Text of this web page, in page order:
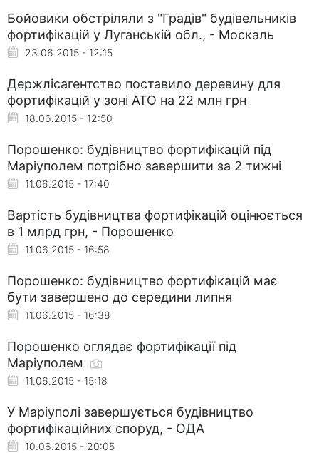
Бойовики обстріляли з "Градів" будівельників
фортифікацій у Луганській обл., - Москаль
23.06.2015 - 12:15
Держлісагентство поставило деревину для
фортифікацій у зоні АТО на 22 млн грн
18.06.2015 - 12:50
Порошенко: будівництво фортифікацій під
Маріуполем потрібно завершити за 2 тижні
11.06.2015 - 17:40
Вартість будівництва фортифікацій оцінюється
в 1 млрд грн, - Порошенко
11.06.2015 - 16:58
Порошенко: будівництво фортифікацій має
бути завершено до середини липня
11.06.2015 - 16:38
Порошенко оглядає фортифікації під
Маріуполем
11.06.2015 - 15:18
У Маріуполі завершується будівництво
фортифікаційних споруд, - ОДА
10.06.2015 - 20:05